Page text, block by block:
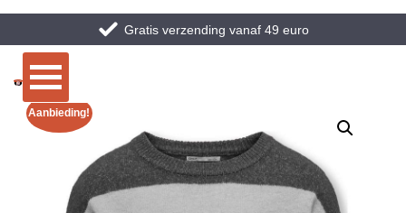
Gratis verzending vanaf 49 euro
Aanbieding!